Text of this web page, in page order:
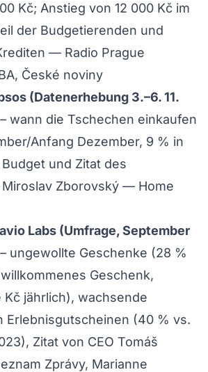
Kč; Anstieg von 12 000 Kč im
der Budgetierenden und
— Radio Prague
, České noviny
(Datenerhebung 3.–6. 11.
– wann die Tschechen einkaufen
Anfang Dezember, 9 % in
und Zitat des
Miroslav Zborovský — Home
Labs (Umfrage, September
– ungewollte Geschenke (28 %
Geschenk,
Kč jährlich), wachsende
Erlebnisgutscheinen (40 % vs.
Zitat von CEO Tomáš
Zprávy, Marianne